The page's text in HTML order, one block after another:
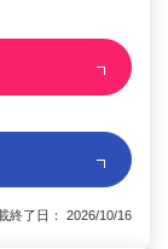
了日： 2026/10/16